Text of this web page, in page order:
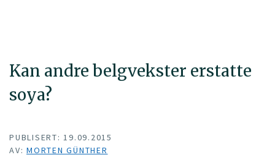
Kan andre belgvekster erstatte
soya?
PUBLISERT: 19.09.2015
AV: MORTEN GÜNTHER